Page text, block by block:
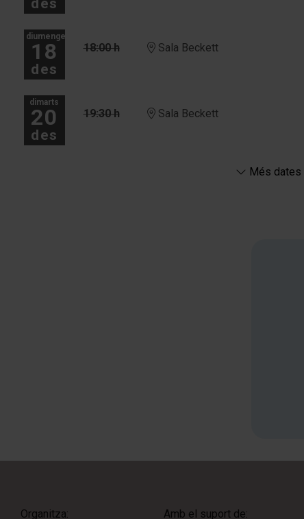
diumenge
18
des
18:00 h Sala Beckett
dimarts
20
des
19:30 h Sala Beckett
Més dates
Organitza: Amb el suport de: